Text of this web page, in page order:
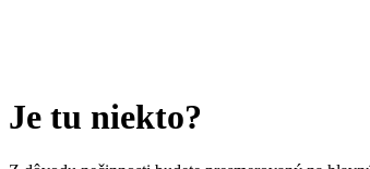
Je tu niekto?